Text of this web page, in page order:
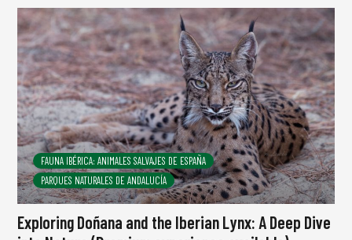
FAUNA IBÉRICA: ANIMALES SALVAJES DE ESPAÑA
PARQUES NATURALES DE ANDALUCÍA
Exploring Doñana and the Iberian Lynx: A Deep Dive